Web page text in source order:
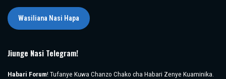
Wasiliana Nasi Hapa
Jiunge Nasi Telegram!
Habari Forum! Tufanye Kuwa Chanzo Chako cha Habari Zenye Kuaminika.